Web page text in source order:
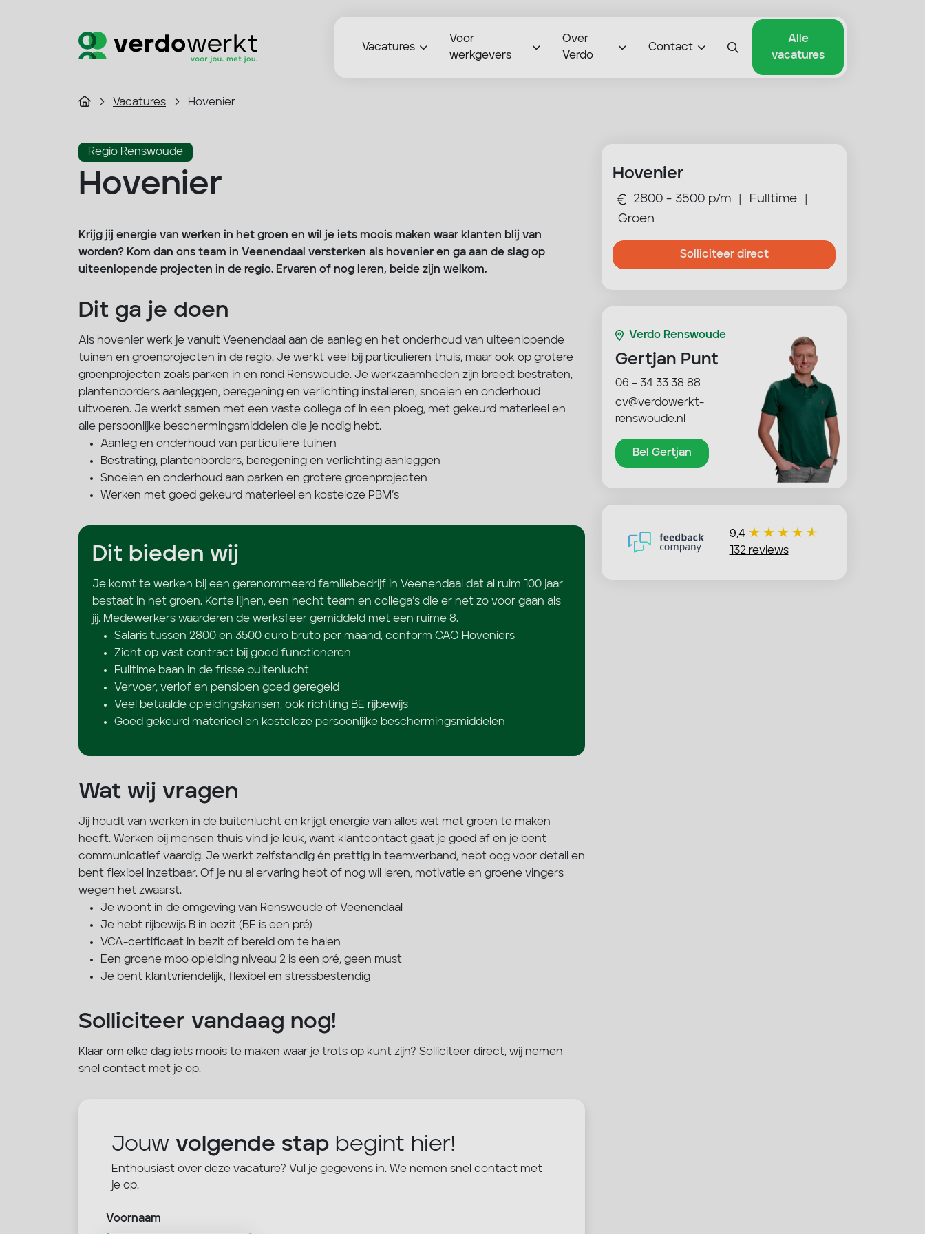
Vacatures
Voor
werkgevers
Over
Verdo
Contact
Alle
vacatures
Vacatures Hovenier
Regio Renswoude
Hovenier
Krijg jij energie van werken in het groen en wil je iets moois maken waar klanten blij van
worden? Kom dan ons team in Veenendaal versterken als hovenier en ga aan de slag op
uiteenlopende projecten in de regio. Ervaren of nog leren, beide zijn welkom.
Dit ga je doen
Als hovenier werk je vanuit Veenendaal aan de aanleg en het onderhoud van uiteenlopende
tuinen en groenprojecten in de regio. Je werkt veel bij particulieren thuis, maar ook op grotere
groenprojecten zoals parken in en rond Renswoude. Je werkzaamheden zijn breed: bestraten,
plantenborders aanleggen, beregening en verlichting installeren, snoeien en onderhoud
uitvoeren. Je werkt samen met een vaste collega of in een ploeg, met gekeurd materieel en
alle persoonlijke beschermingsmiddelen die je nodig hebt.
Aanleg en onderhoud van particuliere tuinen
Bestrating, plantenborders, beregening en verlichting aanleggen
Snoeien en onderhoud aan parken en grotere groenprojecten
Werken met goed gekeurd materieel en kosteloze PBM’s
Dit bieden wij
Je komt te werken bij een gerenommeerd familiebedrijf in Veenendaal dat al ruim 100 jaar
bestaat in het groen. Korte lijnen, een hecht team en collega’s die er net zo voor gaan als
jij. Medewerkers waarderen de werksfeer gemiddeld met een ruime 8.
Salaris tussen 2800 en 3500 euro bruto per maand, conform CAO Hoveniers
Zicht op vast contract bij goed functioneren
Fulltime baan in de frisse buitenlucht
Vervoer, verlof en pensioen goed geregeld
Veel betaalde opleidingskansen, ook richting BE rijbewijs
Goed gekeurd materieel en kosteloze persoonlijke beschermingsmiddelen
Wat wij vragen
Jij houdt van werken in de buitenlucht en krijgt energie van alles wat met groen te maken
heeft. Werken bij mensen thuis vind je leuk, want klantcontact gaat je goed af en je bent
communicatief vaardig. Je werkt zelfstandig én prettig in teamverband, hebt oog voor detail en
bent flexibel inzetbaar. Of je nu al ervaring hebt of nog wil leren, motivatie en groene vingers
wegen het zwaarst.
Je woont in de omgeving van Renswoude of Veenendaal
Je hebt rijbewijs B in bezit (BE is een pré)
VCA-certificaat in bezit of bereid om te halen
Een groene mbo opleiding niveau 2 is een pré, geen must
Je bent klantvriendelijk, flexibel en stressbestendig
Solliciteer vandaag nog!
Klaar om elke dag iets moois te maken waar je trots op kunt zijn? Solliciteer direct, wij nemen
snel contact met je op.
Jouw volgende stap begint hier!
Enthousiast over deze vacature? Vul je gegevens in. We nemen snel contact met
je op.
Voornaam
Hovenier
2800 - 3500 p/m Fulltime
Groen
Solliciteer direct
Verdo Renswoude
Gertjan Punt
06 – 34 33 38 88
cv@verdowerkt-
renswoude.nl
Bel Gertjan
9,4
132 reviews